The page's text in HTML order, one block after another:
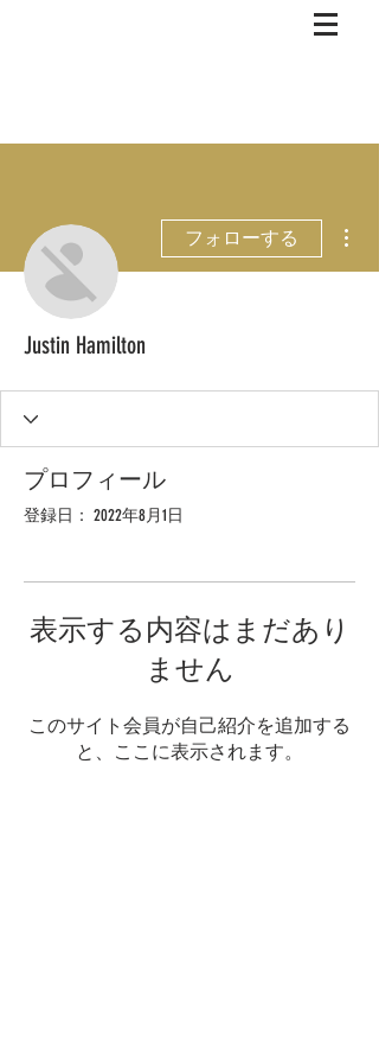
フォローする
Justin Hamilton
プロフィール
登録日： 2022年8月1日
表示する内容はまだあり
ません
このサイト会員が自己紹介を追加する
と、ここに表示されます。